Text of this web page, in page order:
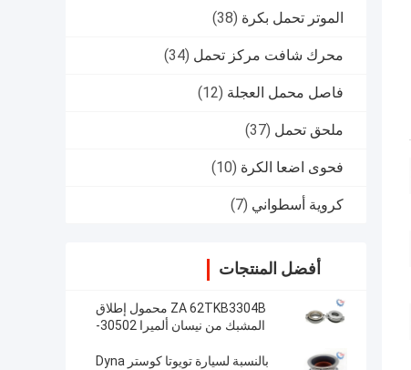
الموتر تحمل بكرة (38)
محرك شافت مركز تحمل (34)
فاصل محمل العجلة (12)
ملحق تحمل (37)
فحوى اضعا الكرة (10)
كروية أسطواني (7)
أفضل المنتجات
ZA 62TKB3304B محمول إطلاق
المشبك من نيسان ألميرا 30502-
بالنسبة لسيارة تويوتا كوستر Dyna